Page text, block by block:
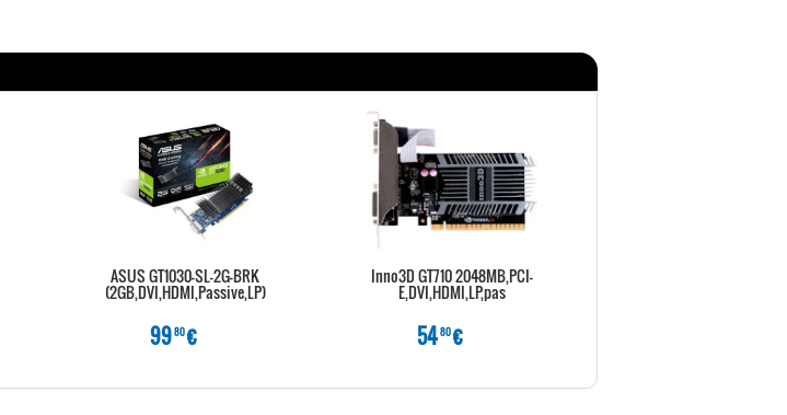
ASUS GT1030-SL-2G-BRK
(2GB,DVI,HDMI,Passive,LP)
9980€
Inno3D GT710 2048MB,PCI-
E,DVI,HDMI,LP,pas
5480€